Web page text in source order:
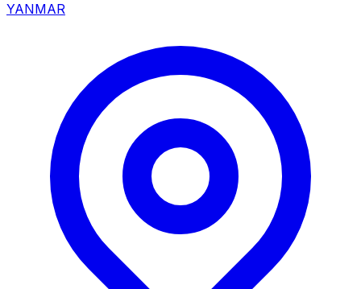
YANMAR